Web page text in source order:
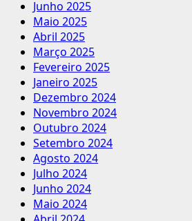
Junho 2025
Maio 2025
Abril 2025
Março 2025
Fevereiro 2025
Janeiro 2025
Dezembro 2024
Novembro 2024
Outubro 2024
Setembro 2024
Agosto 2024
Julho 2024
Junho 2024
Maio 2024